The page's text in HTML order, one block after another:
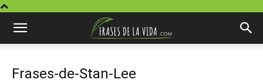
Frases-de-Stan-Lee